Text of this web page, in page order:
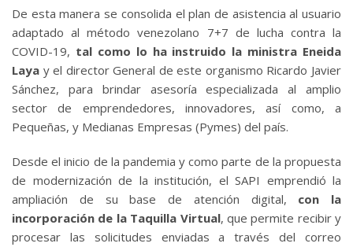
De esta manera se consolida el plan de asistencia al usuario
adaptado al método venezolano 7+7 de lucha contra la
COVID-19, tal como lo ha instruido la ministra Eneida
Laya y el director General de este organismo Ricardo Javier
Sánchez, para brindar asesoría especializada al amplio
sector de emprendedores, innovadores, así como, a
Pequeñas, y Medianas Empresas (Pymes) del país.
Desde el inicio de la pandemia y como parte de la propuesta
de modernización de la institución, el SAPI emprendió la
ampliación de su base de atención digital, con la
incorporación de la Taquilla Virtual, que permite recibir y
procesar las solicitudes enviadas a través del correo